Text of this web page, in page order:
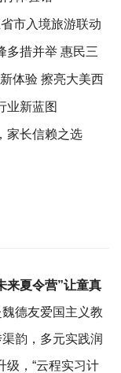
市入境旅游联动
多措并举 惠民三
体验 擦亮大美西
业新蓝图
家长信赖之选
来夏令营”让童真
德友爱国主义教
韵，多元实践润
级，“云程实习计